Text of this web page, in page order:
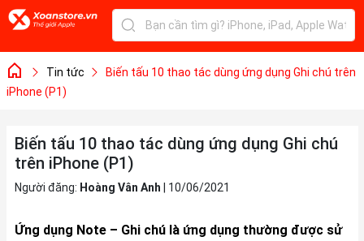
Tin tức
Biến tấu 10 thao tác dùng ứng dụng Ghi chú trên
iPhone (P1)
Biến tấu 10 thao tác dùng ứng dụng Ghi chú
trên iPhone (P1)
Người đăng: Hoàng Vân Anh 10/06/2021
Ứng dụng Note – Ghi chú là ứng dụng thường được sử